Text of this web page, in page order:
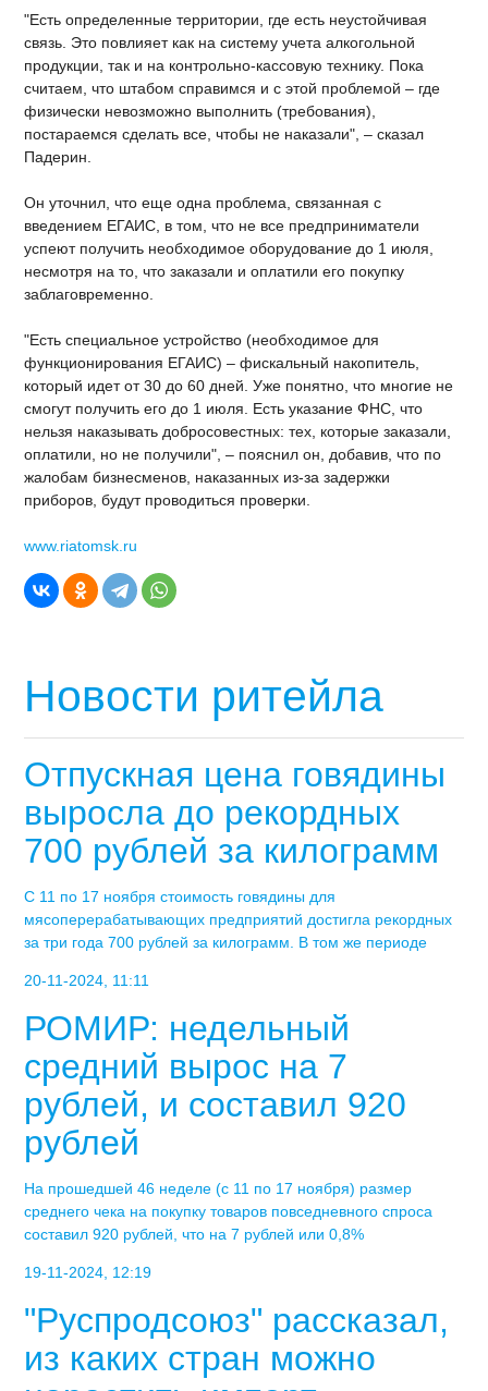
"Есть определенные территории, где есть неустойчивая
связь. Это повлияет как на систему учета алкогольной
продукции, так и на контрольно-кассовую технику. Пока
считаем, что штабом справимся и с этой проблемой – где
физически невозможно выполнить (требования),
постараемся сделать все, чтобы не наказали", – сказал
Падерин.
Он уточнил, что еще одна проблема, связанная с
введением ЕГАИС, в том, что не все предприниматели
успеют получить необходимое оборудование до 1 июля,
несмотря на то, что заказали и оплатили его покупку
заблаговременно.
"Есть специальное устройство (необходимое для
функционирования ЕГАИС) – фискальный накопитель,
который идет от 30 до 60 дней. Уже понятно, что многие не
смогут получить его до 1 июля. Есть указание ФНС, что
нельзя наказывать добросовестных: тех, которые заказали,
оплатили, но не получили", – пояснил он, добавив, что по
жалобам бизнесменов, наказанных из-за задержки
приборов, будут проводиться проверки.
www.riatomsk.ru
Новости ритейла
Отпускная цена говядины
выросла до рекордных
700 рублей за килограмм
С 11 по 17 ноября стоимость говядины для
мясоперерабатывающих предприятий достигла рекордных
за три года 700 рублей за килограмм. В том же периоде
20-11-2024, 11:11
РОМИР: недельный
средний вырос на 7
рублей, и составил 920
рублей
На прошедшей 46 неделе (с 11 по 17 ноября) размер
среднего чека на покупку товаров повседневного спроса
составил 920 рублей, что на 7 рублей или 0,8%
19-11-2024, 12:19
"Руспродсоюз" рассказал,
из каких стран можно